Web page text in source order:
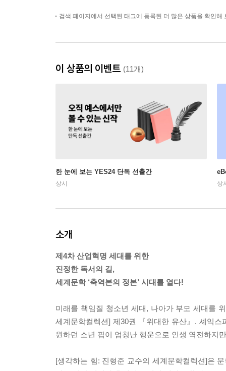
검색 페이지에서 선택된 태그에 등록된 더 많은 상품을 확인해
이 상품의 이벤트 (11개)
한 눈에 보는 YES24 단독 선출간
상시 상
소개
제4차 산업혁명 세대를 위한
진정한 독서의 길,
세계문학 ‘축역본의 정본’ 시대를 열다!
미래를 책임질 청소년 세대, 나아가 부모 세대를
세계문학컬렉션] 제30권 『위대한 유산』. 셰익
원하던 소년 핍이 엄청난 행운으로 인생 역전하지
[생각하는 힘: 진형준 교수의 세계문학컬렉션]은